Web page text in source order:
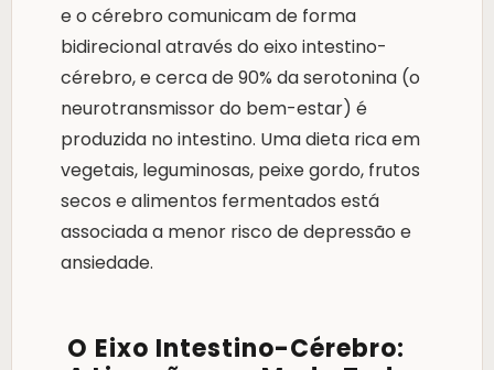
e o cérebro comunicam de forma
bidirecional através do eixo intestino-
cérebro, e cerca de 90% da serotonina (o
neurotransmissor do bem-estar) é
produzida no intestino. Uma dieta rica em
vegetais, leguminosas, peixe gordo, frutos
secos e alimentos fermentados está
associada a menor risco de depressão e
ansiedade.
O Eixo Intestino-Cérebro: